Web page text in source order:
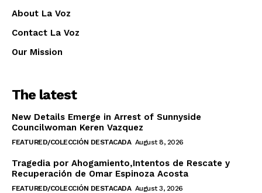
About La Voz
Contact La Voz
Our Mission
The latest
New Details Emerge in Arrest of Sunnyside
Councilwoman Keren Vazquez
FEATURED/COLECCIÓN DESTACADA August 8, 2026
Tragedia por Ahogamiento,Intentos de Rescate y
Recuperación de Omar Espinoza Acosta
FEATURED/COLECCIÓN DESTACADA August 3, 2026